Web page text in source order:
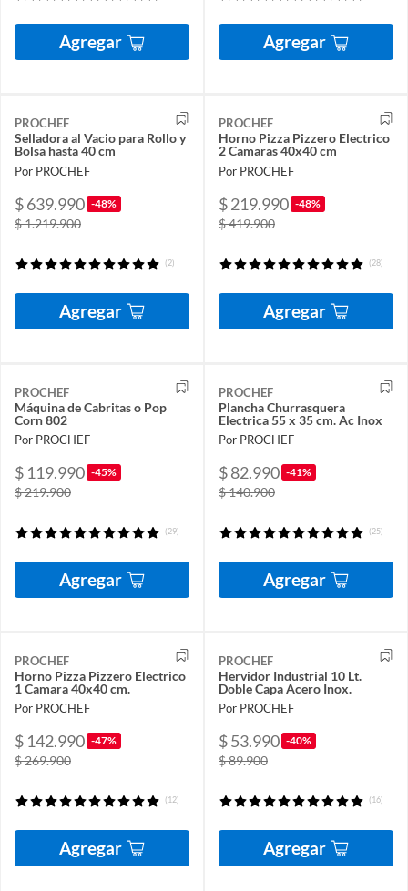
Agregar Agregar
PROCHEF
Selladora al Vacio para Rollo y
Bolsa hasta 40 cm
Por PROCHEF
$ 639.990 -48%
$ 1.219.900
(2)
Agregar
PROCHEF
Horno Pizza Pizzero Electrico
2 Camaras 40x40 cm
Por PROCHEF
$ 219.990 -48%
$ 419.900
(28)
Agregar
PROCHEF
Máquina de Cabritas o Pop
Corn 802
Por PROCHEF
$ 119.990 -45%
$ 219.900
(29)
Agregar
PROCHEF
Plancha Churrasquera
Electrica 55 x 35 cm. Ac Inox
Por PROCHEF
$ 82.990 -41%
$ 140.900
(25)
Agregar
PROCHEF
Horno Pizza Pizzero Electrico
1 Camara 40x40 cm.
Por PROCHEF
$ 142.990 -47%
$ 269.900
(12)
Agregar
PROCHEF
Hervidor Industrial 10 Lt.
Doble Capa Acero Inox.
Por PROCHEF
$ 53.990 -40%
$ 89.900
(16)
Agregar